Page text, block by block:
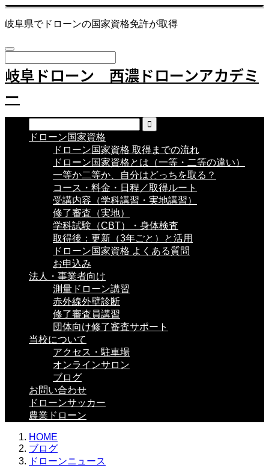
岐阜県でドローンの国家資格免許が取得
岐阜ドローン 西濃ドローンアカデミ
ー
ドローン国家資格
ドローン国家資格 取得までの流れ
ドローン国家資格とは（一等・二等の違い）
一等か二等か、自分はどっちを取る？
コース・料金・日程／取得ルート
受講内容（学科講習・実地講習）
修了審査（実地）
学科試験（CBT）・身体検査
取得後：更新（3年ごと）と活用
ドローン国家資格 よくある質問
お申込み
法人・事業者向け
測量ドローン講習
赤外線外壁診断
修了審査員講習
団体向け修了審査サポート
当校について
アクセス・駐車場
オンラインサロン
ブログ
お問い合わせ
ドローンサッカー
農業ドローン
HOME
ブログ
ドローンニュース